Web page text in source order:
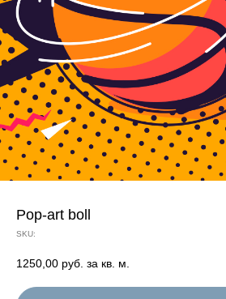
Pop-art boll
SKU:
1250,00 руб. за кв. м.